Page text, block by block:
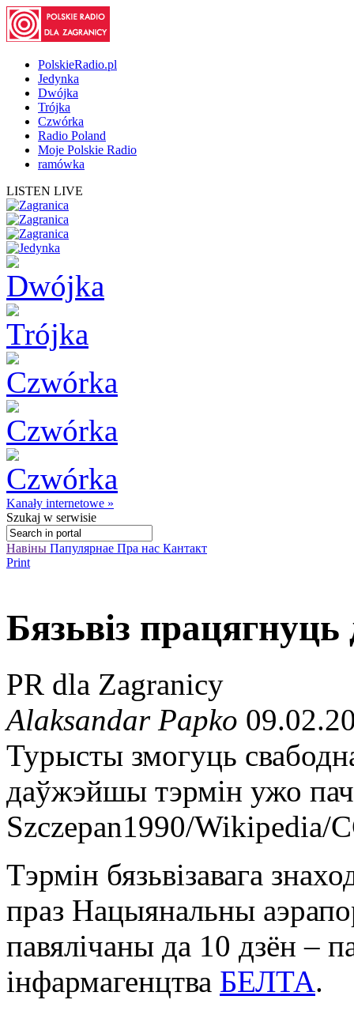
PolskieRadio.pl
Jedynka
Dwójka
Trójka
Czwórka
Radio Poland
Moje Polskie Radio
ramówka
LISTEN LIVE
Kanały internetowe »
Szukaj w serwisie
Навіны Папулярнае Пра нас Кантакт
Print
Бязьвіз працягнуць
PR dla Zagranicy
Alaksandar Papko
Турысты змогуць
даўжэйшы тэрмін ужо
Szczepan1990/Wikipedia/
Тэрмін бязьвізавага
праз Нацыянальны
павялічаны да 10 дзён –
інфармагенцтва БЕЛТА.